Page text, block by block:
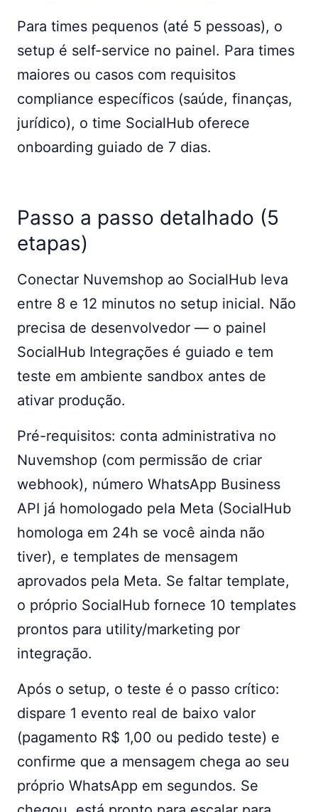
Para times pequenos (até 5 pessoas), o
setup é self-service no painel. Para times
maiores ou casos com requisitos
compliance específicos (saúde, finanças,
jurídico), o time SocialHub oferece
onboarding guiado de 7 dias.
Passo a passo detalhado (5
etapas)
Conectar Nuvemshop ao SocialHub leva
entre 8 e 12 minutos no setup inicial. Não
precisa de desenvolvedor — o painel
SocialHub Integrações é guiado e tem
teste em ambiente sandbox antes de
ativar produção.
Pré-requisitos: conta administrativa no
Nuvemshop (com permissão de criar
webhook), número WhatsApp Business
API já homologado pela Meta (SocialHub
homologa em 24h se você ainda não
tiver), e templates de mensagem
aprovados pela Meta. Se faltar template,
o próprio SocialHub fornece 10 templates
prontos para utility/marketing por
integração.
Após o setup, o teste é o passo crítico:
dispare 1 evento real de baixo valor
(pagamento R$ 1,00 ou pedido teste) e
confirme que a mensagem chega ao seu
próprio WhatsApp em segundos. Se